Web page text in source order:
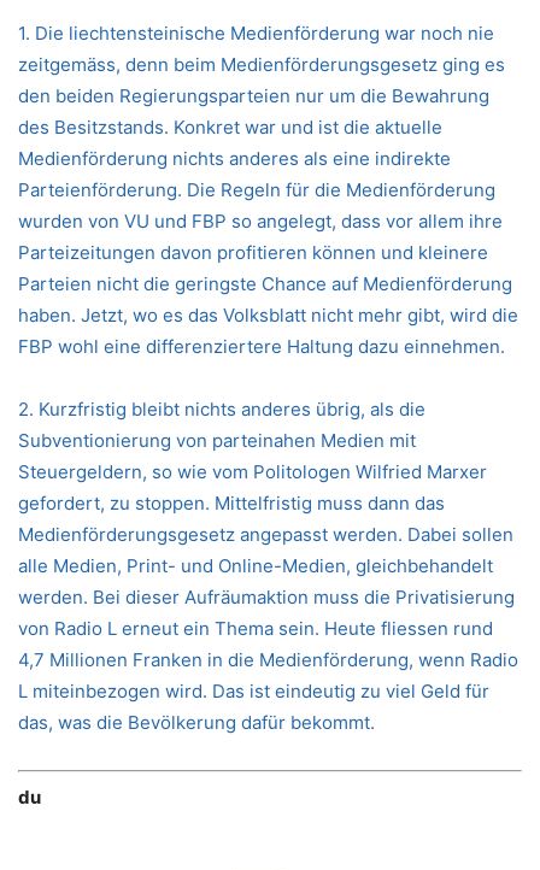
1. Die liechtensteinische Medienförderung war noch nie
zeitgemäss, denn beim Medienförderungsgesetz ging es
den beiden Regierungsparteien nur um die Bewahrung
des Besitzstands. Konkret war und ist die aktuelle
Medienförderung nichts anderes als eine indirekte
Parteienförderung. Die Regeln für die Medienförderung
wurden von VU und FBP so angelegt, dass vor allem ihre
Parteizeitungen davon profitieren können und kleinere
Parteien nicht die geringste Chance auf Medienförderung
haben. Jetzt, wo es das Volksblatt nicht mehr gibt, wird die
FBP wohl eine differenziertere Haltung dazu einnehmen.
2. Kurzfristig bleibt nichts anderes übrig, als die
Subventionierung von parteinahen Medien mit
Steuergeldern, so wie vom Politologen Wilfried Marxer
gefordert, zu stoppen. Mittelfristig muss dann das
Medienförderungsgesetz angepasst werden. Dabei sollen
alle Medien, Print- und Online-Medien, gleichbehandelt
werden. Bei dieser Aufräumaktion muss die Privatisierung
von Radio L erneut ein Thema sein. Heute fliessen rund
4,7 Millionen Franken in die Medienförderung, wenn Radio
L miteinbezogen wird. Das ist eindeutig zu viel Geld für
das, was die Bevölkerung dafür bekommt.
du